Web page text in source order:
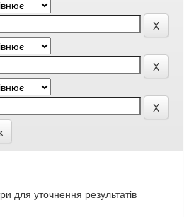
для уточнення результатів